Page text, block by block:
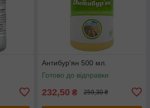
Антибур'ян 500 мл.
Готово до відправки
232,50 ₴ 259,30 ₴